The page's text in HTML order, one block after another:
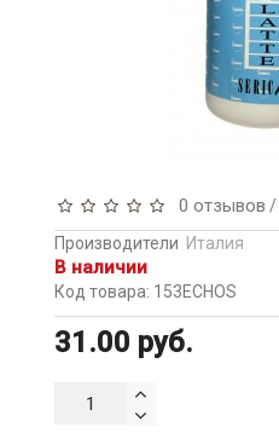
0 отзывов /
Производители Италия
В наличии
Код товара: 153ECHOS
31.00 руб.